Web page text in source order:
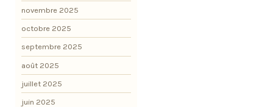
novembre 2025
octobre 2025
septembre 2025
août 2025
juillet 2025
juin 2025